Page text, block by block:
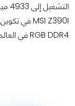
RGB DDR4 في العالم مع نظام تبريد هجين .